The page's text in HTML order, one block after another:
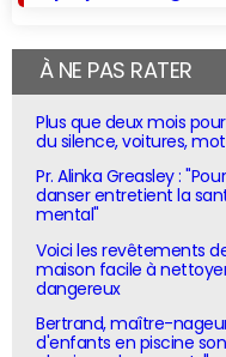
À NE PAS RATER
Plus que deux mois
du silence, voitures,
Pr. Alinka Greasley :
danser entretient la
mental"
Voici les revêtements
maison facile à
dangereux
Bertrand, maître-
d'enfants en piscine